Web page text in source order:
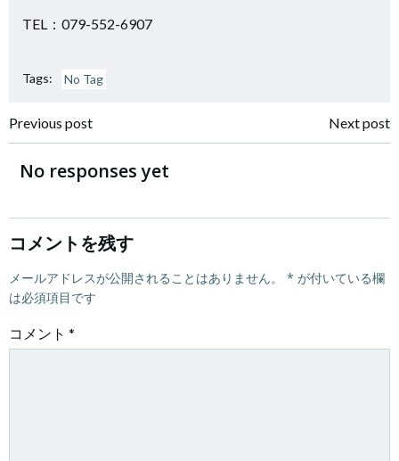
TEL：079-552-6907
Tags: No Tag
投
稿
ナ
ビ
ゲ
ー
Previous post
ナ
ゲ
Next post
No responses yet
コメントを残す
メールアドレスが公開されることはありません。 * が付いている欄
は必須項目です
コメント *